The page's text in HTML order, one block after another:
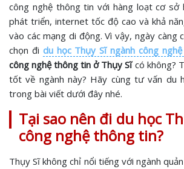
công nghệ thông tin với hàng loạt cơ sở
phát triển, internet tốc độ cao và khả
vào các mạng di động. Vì vậy, ngày càng
chọn đi du học Thụy Sĩ ngành công
công nghệ thông tin ở Thụy Sĩcó không?
tốt về ngành này? Hãy cùng tư vấn du
trong bài viết dưới đây nhé.
Tại sao nên đi du học
công nghệ thông tin?
Thụy Sĩ không chỉ nổi tiếng với ngành